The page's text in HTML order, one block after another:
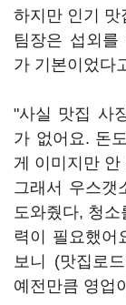
하지만 인기 맛
팀장은 섭외를
가 기본이었다
"사실 맛집 사
가 없어요. 돈
게 이미지만
그래서 우스갯
도와줬다, 청
력이 필요했어
보니 (맛집로
예전만큼 영업